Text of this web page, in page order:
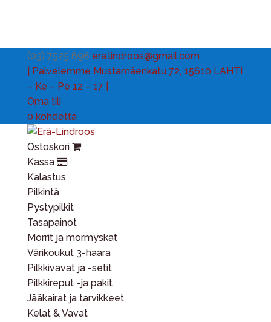
(03) 7525 696 era.lindroos@gmail.com
| Palvelemme Mustamäenkatu 72, 15610 LAHTI
– Ke – Pe 12 – 17 |
Oma tili
0 kohdetta
Ostoskori
Kassa
Kalastus
Pilkintä
Pystypilkit
Tasapainot
Morrit ja mormyskat
Värikoukut 3-haara
Pilkkivavat ja -setit
Pilkkireput -ja pakit
Jääkairat ja tarvikkeet
Kelat & Vavat